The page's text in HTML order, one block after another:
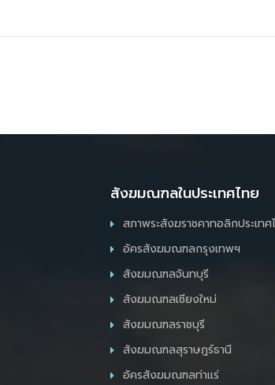
สังฆมณฑลในประเทศไทย
สภาพระสังฆราชคาทอลิกประเทศ
อัครสังฆมณฑลกรุงเทพฯ
สังฆมณฑลจันทบุรี
สังฆมณฑลเชียงใหม่
สังฆมณฑลราชบุรี
สังฆมณฑลสุราษฎร์ธานี
อัครสังฆมณฑลท่าแร่